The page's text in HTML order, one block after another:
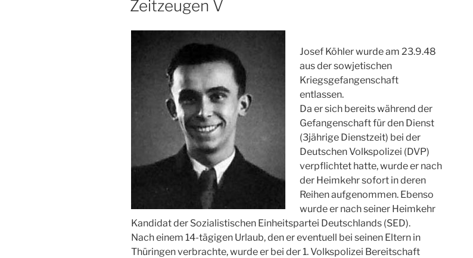
Zeitzeugen V
Josef Köhler wurde am 23.9.48
aus der sowjetischen
Kriegsgefangenschaft
entlassen.
Da er sich bereits während der
Gefangenschaft für den Dienst
(3jährige Dienstzeit) bei der
Deutschen Volkspolizei (DVP)
verpflichtet hatte, wurde er nach
der Heimkehr sofort in deren
Reihen aufgenommen. Ebenso
wurde er nach seiner Heimkehr
Kandidat der Sozialistischen Einheitspartei Deutschlands (SED).
Nach einem 14-tägigen Urlaub, den er eventuell bei seinen Eltern in
Thüringen verbrachte, wurde er bei der 1. Volkspolizei Bereitschaft